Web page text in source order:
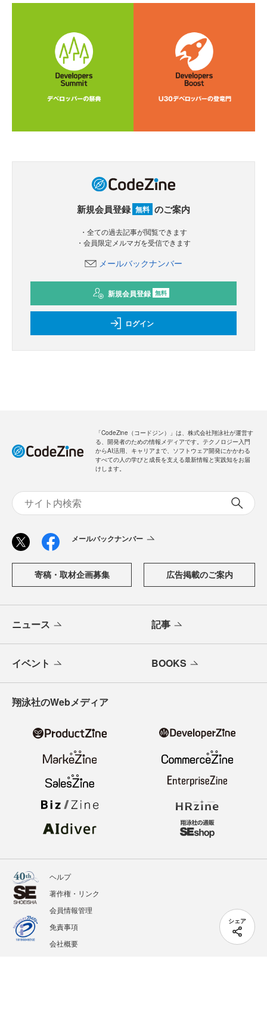
シェア
新規会員登録 無料 のご案内
・全ての過去記事が閲覧できます
・会員限定メルマガを受信できます
メールバックナンバー
新規会員登録 無料
ログイン
「CodeZine（コードジン）」は、株式会社翔泳社が運営す
る、開発者のための情報メディアです。テクノロジー入門
からAI活用、キャリアまで、ソフトウェア開発にかかわる
すべての人の学びと成長を支える最新情報と実践知をお届
けします。
メールバックナンバー
寄稿・取材企画募集 広告掲載のご案内
ニュース 記事
イベント BOOKS
翔泳社のWebメディア
ヘルプ
著作権・リンク
会員情報管理
免責事項
会社概要